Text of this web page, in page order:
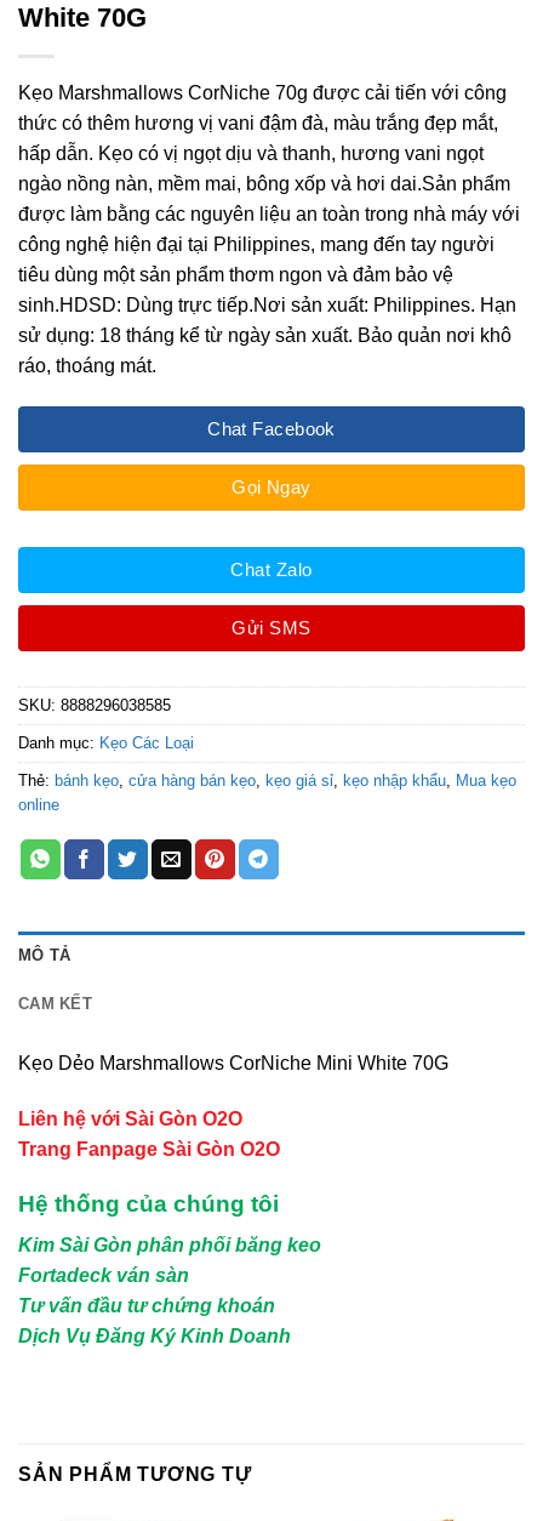
White 70G
Kẹo Marshmallows CorNiche 70g được cải tiến với công
thức có thêm hương vị vani đậm đà, màu trắng đẹp mắt,
hấp dẫn. Kẹo có vị ngọt dịu và thanh, hương vani ngọt
ngào nồng nàn, mềm mai, bông xốp và hơi dai.Sản phẩm
được làm bằng các nguyên liệu an toàn trong nhà máy với
công nghệ hiện đại tại Philippines, mang đến tay người
tiêu dùng một sản phẩm thơm ngon và đảm bảo vệ
sinh.HDSD: Dùng trực tiếp.Nơi sản xuất: Philippines. Hạn
sử dụng: 18 tháng kể từ ngày sản xuất. Bảo quản nơi khô
ráo, thoáng mát.
Chat Facebook
Gọi Ngay
Chat Zalo
Gửi SMS
SKU: 8888296038585
Danh mục: Kẹo Các Loại
Thẻ: bánh kẹo, cửa hàng bán kẹo, kẹo giá sỉ, kẹo nhập khẩu, Mua kẹo
online
MÔ TẢ
CAM KẾT
Kẹo Dẻo Marshmallows CorNiche Mini White 70G
Liên hệ với Sài Gòn O2O
Trang Fanpage Sài Gòn O2O
Hệ thống của chúng tôi
Kim Sài Gòn phân phối băng keo
Fortadeck ván sàn
Tư vấn đầu tư chứng khoán
Dịch Vụ Đăng Ký Kinh Doanh
SẢN PHẨM TƯƠNG TỰ